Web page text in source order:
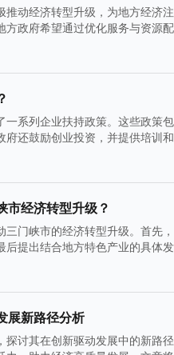
动经济转型升级，为地方经济
政府希望通过优化服务与资源
系列企业扶持政策。这些政策
还鼓励创业投资，并提供培训
市经济转型升级？
门峡市的经济转型升级。首先
提出结合地方特色产业的具体
展新路径分析
讨其在创新驱动发展中的新路